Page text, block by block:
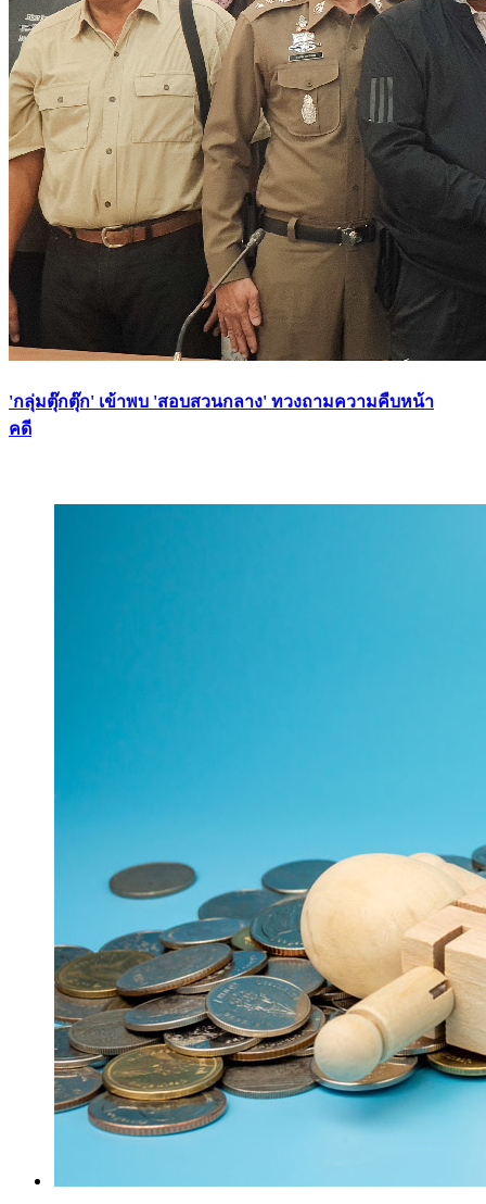
'กลุ่มตุ๊กตุ๊ก' เข้าพบ 'สอบสวนกลาง' ทวงถามความคืบหน้า
คดี